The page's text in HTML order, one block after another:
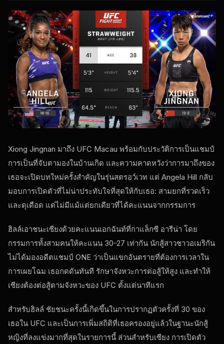
Xiong Jingnan มาถึง UFC Macau พร้อมกับประวัติการเป็นแชมป์
การเป็นที่จับตามองในบ้านเกิด และความคาดหวังว่าการมาถึงของ
เธอจะเปิดบทใหม่ครั้งสำคัญในรุ่นสตรอว์เวท แต่ Angela Hill กลับ
มอบการเปิดตัวที่ไม่น่าประทับใจที่สุดให้กับเธอ: สามยกที่รวดเร็ว
และดุเดือด แต่ไม่มีแม้แต่ยกเดียวที่ได้คะแนนจากกรรมการ
ฮิลล์เอาชนะเซียงด้วยคะแนนเอกฉันท์ที่กาแล็กซี อารีน่า โดย
กรรมการทั้งสามคนให้คะแนน 30-27 เท่ากัน นักสู้สาวชาวอเมริกัน
ไม่ได้มองอดีตแชมป์ ONE ว่าเป็นแขกอันตรายที่ต้องการเวลาใน
การเผยโฉม เธอกดดันทันที รักษาจังหวะการต่อสู้ให้สูง และทำให้
เซียงต้องต่อสู้ตามจังหวะของ UFC ตั้งแต่นาทีแรก
สำหรับฮิลล์ ชัยชนะครั้งนี้เกิดขึ้นในการปรากฏตัวครั้งที่ 30 ของ
เธอใน UFC และเป็นการเพิ่มสถิติที่เธอครองอยู่แล้วในฐานะนักสู้
หญิงที่ลงแข่งมากที่สุดในรายการนี้ ส่วนสำหรับเซียง การเปิดตัว